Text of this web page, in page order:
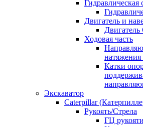
Гидравлическая
Двигатель и
Ходовая часть
натяжения
Катки
Экскаватор
Caterpillar
Рукоять/Стрела
ГЦ